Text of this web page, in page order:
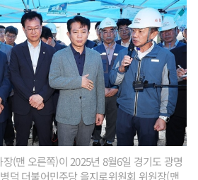
(맨 오른쪽)이 2025년 8월6일 경기도 광명
덕 더불어민주당 을지로위원회 위원장(맨